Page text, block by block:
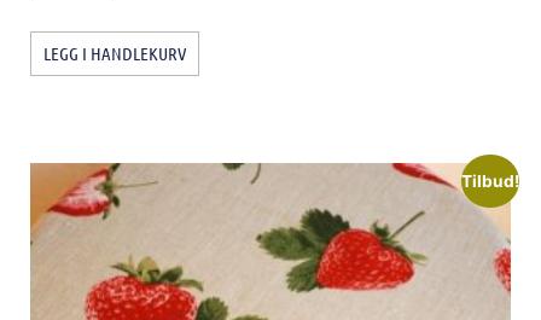
LEGG I HANDLEKURV
Tilbud!